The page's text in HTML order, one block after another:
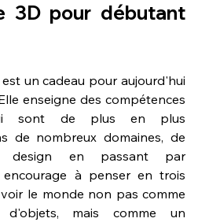
3D pour débutant
un cadeau pour aujourd'hui
enseigne des compétences
sont de plus en plus
de nombreux domaines, de
design en passant par
encourage à penser en trois
le monde non pas comme
d'objets, mais comme un